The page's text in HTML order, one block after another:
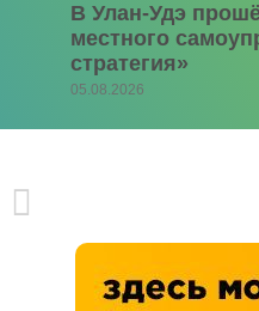
В Улан-Удэ
местного
стратегия»
05.08.2026